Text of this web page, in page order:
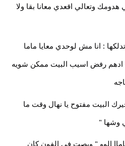
وتعالي اقعدي معانا بقا ولا
: انا مش لوحدي معايا ماما
ادهم رفض اسيب البيت ممكن شويه
البيت مفتوح يا نهال وقت ما
وشها "
الوو " وبصت في الفون كان